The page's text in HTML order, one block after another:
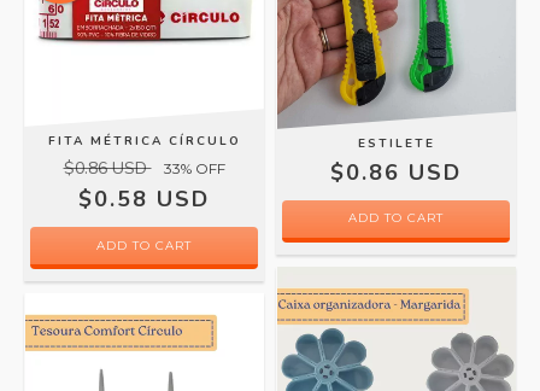
FITA MÉTRICA CÍRCULO
$0.86 USD 33% OFF
$0.58 USD
ESTILETE
$0.86 USD
ADD TO CART